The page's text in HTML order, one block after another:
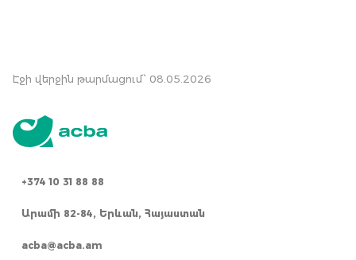
Էջի վերջին թարմացում՝ 08.05.2026
+374 10 31 88 88
Արամի 82-84, Երևան, Հայաստան
acba@acba.am